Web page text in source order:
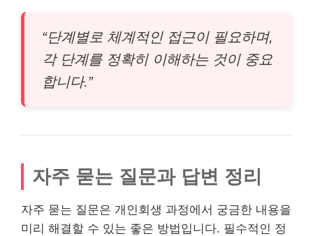
“단계별로 체계적인 접근이 필요하며,
각 단계를 정확히 이해하는 것이 중요
합니다.”
자주 묻는 질문과 답변 정리
자주 묻는 질문은 개인회생 과정에서 궁금한 내용을
미리 해결할 수 있는 좋은 방법입니다. 필수적인 정